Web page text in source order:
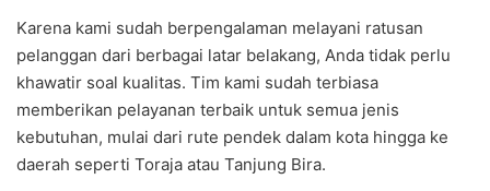
Karena kami sudah berpengalaman melayani ratusan
pelanggan dari berbagai latar belakang, Anda tidak perlu
khawatir soal kualitas. Tim kami sudah terbiasa
memberikan pelayanan terbaik untuk semua jenis
kebutuhan, mulai dari rute pendek dalam kota hingga ke
daerah seperti Toraja atau Tanjung Bira.